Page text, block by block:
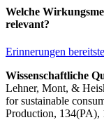
Welche
relevant?
Erinnerungen
Wissenschaftliche
Lehner, Mont, &
for sustainable
Production, 134(PA),